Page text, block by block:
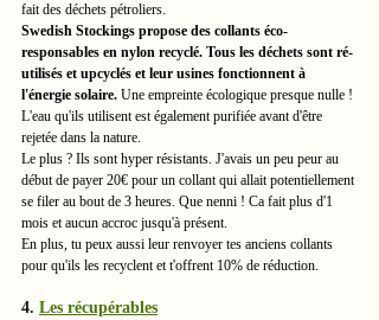
fait des déchets pétroliers.
Swedish Stockings propose des collants éco-
responsables en nylon recyclé. Tous les déchets sont ré-
utilisés et upcyclés et leur usines fonctionnent à
l'énergie solaire. Une empreinte écologique presque nulle !
L'eau qu'ils utilisent est également purifiée avant d'être
rejetée dans la nature.
Le plus ? Ils sont hyper résistants. J'avais un peu peur au
début de payer 20€ pour un collant qui allait potentiellement
se filer au bout de 3 heures. Que nenni ! Ca fait plus d'1
mois et aucun accroc jusqu'à présent.
En plus, tu peux aussi leur renvoyer tes anciens collants
pour qu'ils les recyclent et t'offrent 10% de réduction.
4. Les récupérables